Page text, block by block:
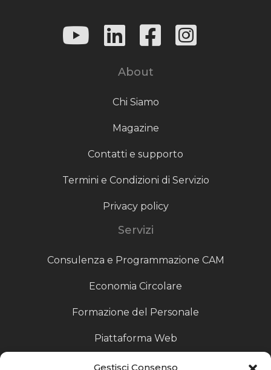
Gestisci Consenso
About
Chi Siamo
Magazine
Contatti e supporto
Termini e Condizioni di Servizio
Privacy policy
Servizi
Consulenza e Programmazione CAM
Economia Circolare
Formazione del Personale
Piattaforma Web
Scouting fornitori